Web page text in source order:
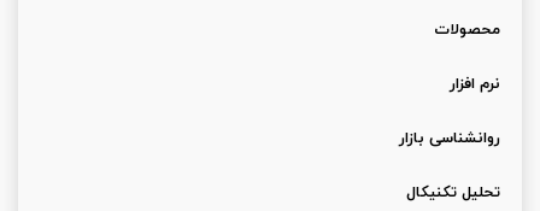
محصولات
نرم افزار
روانشناسی بازار
تحلیل تکنیکال